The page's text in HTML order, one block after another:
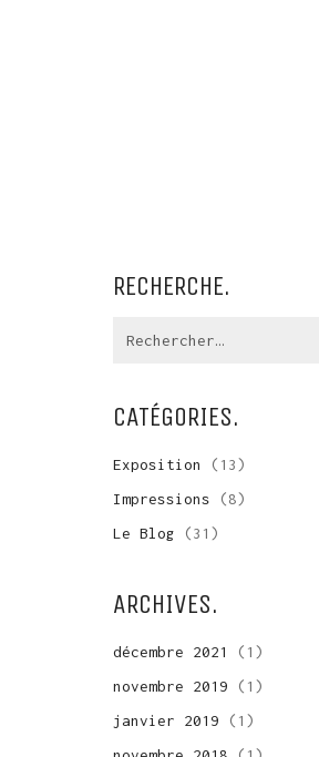
RECHERCHE.
CATÉGORIES.
Exposition
(13)
Impressions (8)
Le Blog (31)
ARCHIVES.
décembre 2021
(1)
novembre 2019 (1)
janvier 2019 (1)